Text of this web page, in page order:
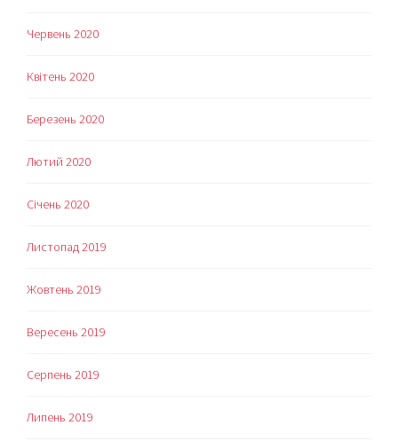
Червень 2020
Квітень 2020
Березень 2020
Лютий 2020
Січень 2020
Листопад 2019
Жовтень 2019
Вересень 2019
Серпень 2019
Липень 2019